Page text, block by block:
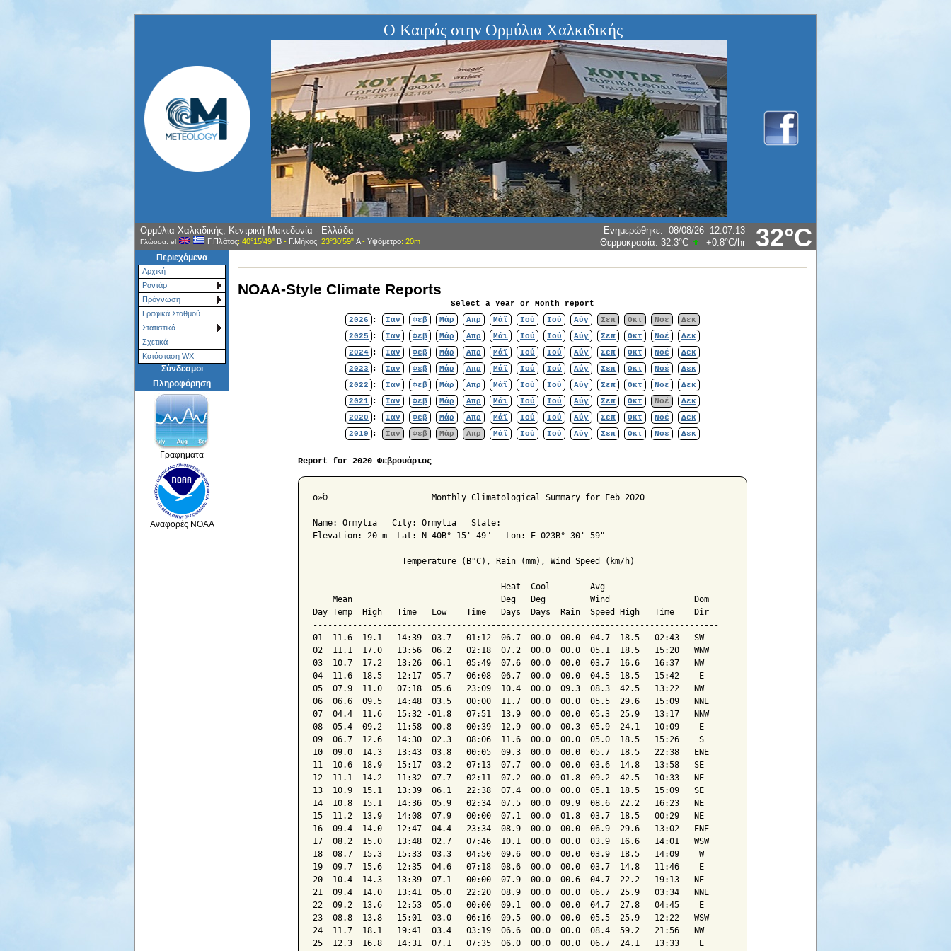
Ο Καιρός στην Ορμύλια Χαλκιδικής
32°C
Ορμύλια Χαλκιδικής, Κεντρική Μακεδονία - Ελλάδα
Γλώσσα: el Γ.Πλάτος: 40°15'49" Β- Γ.Μήκος: 23°30'59" Α- Υψόμετρο: 20m
Ενημερώθηκε: 08/08/26 12:07:23
Θερμοκρασία: 32.3°C +0.8°C/hr
Περιεχόμενα
Αρχική
Ραντάρ
Πρόγνωση
Γραφικά Σταθμού
Στατιστικά
Σχετικά
Κατάσταση WX
Σύνδεσμοι
Πληροφόρηση
Γραφήματα
Αναφορές NOAA
NOAA-Style Climate Reports
Select a Year or Month report
2026
: Ιαν Φεβ Μάρ Απρ Μάϊ Ιού Ιού Αύγ Σεπ Οκτ Νοέ
Δεκ
2025
: Ιαν Φεβ Μάρ Απρ Μάϊ Ιού Ιού Αύγ Σεπ Οκτ Νοέ
Δεκ
2024 : Ιαν Φεβ Μάρ Απρ Μάϊ Ιού Ιού Αύγ Σεπ Οκτ Νοέ
Δεκ
2023
: Ιαν Φεβ Μάρ Απρ Μάϊ Ιού Ιού Αύγ Σεπ Οκτ Νοέ
Δεκ
2022
: Ιαν Φεβ Μάρ Απρ Μάϊ Ιού Ιού Αύγ Σεπ Οκτ Νοέ
Δεκ
2021 : Ιαν Φεβ Μάρ Απρ Μάϊ Ιού Ιού Αύγ Σεπ Οκτ Νοέ
Δεκ
2020
: Ιαν Φεβ Μάρ Απρ Μάϊ Ιού Ιού Αύγ Σεπ Οκτ Νοέ
Δεκ
2019
: Ιαν Φεβ Μάρ Απρ Μάϊ Ιού Ιού Αύγ Σεπ Οκτ Νοέ Δεκ
Report for 2020 Φεβρουάριος
ο»Ώ			Monthly Climatological Summary for Feb 2020
Name: Ormylia   City: Ormylia   State:
Elevation: 20 m  Lat: N 40Β° 15' 49"   Lon: E 023Β° 30' 59"
                  Temperature (Β°C), Rain (mm), Wind Speed (km/h)
                                      Heat  Cool        Avg
    Mean                              Deg   Deg         Wind                 Dom
Day Temp  High   Time   Low    Time   Days  Days  Rain  Speed High   Time    Dir
----------------------------------------------------------------------------------
01  11.6  19.1   14:39  03.7   01:12  06.7  00.0  00.0  04.7  18.5   02:43   SW
02  11.1  17.0   13:56  06.2   02:18  07.2  00.0  00.0  05.1  18.5   15:20   WNW
03  10.7  17.2   13:26  06.1   05:49  07.6  00.0  00.0  03.7  16.6   16:37   NW
04  11.6  18.5   12:17  05.7   06:08  06.7  00.0  00.0  04.5  18.5   15:42    E
05  07.9  11.0   07:18  05.6   23:09  10.4  00.0  09.3  08.3  42.5   13:22   NW
06  06.6  09.5   14:48  03.5   00:00  11.7  00.0  00.0  05.5  29.6   15:09   NNE
07  04.4  11.6   15:32 -01.8   07:51  13.9  00.0  00.0  05.3  25.9   13:17   NNW
08  05.4  09.2   11:58  00.8   00:39  12.9  00.0  00.3  05.9  24.1   10:09    E
09  06.7  12.6   14:30  02.3   08:06  11.6  00.0  00.0  05.0  18.5   15:26    S
10  09.0  14.3   13:43  03.8   00:05  09.3  00.0  00.0  05.7  18.5   22:38   ENE
11  10.6  18.9   15:17  03.2   07:13  07.7  00.0  00.0  03.6  14.8   13:58   SE
12  11.1  14.2   11:32  07.7   02:11  07.2  00.0  01.8  09.2  42.5   10:33   NE
13  10.9  15.1   13:39  06.1   22:38  07.4  00.0  00.0  05.1  18.5   15:09   SE
14  10.8  15.1   14:36  05.9   02:34  07.5  00.0  09.9  08.6  22.2   16:23   NE
15  11.2  13.9   14:08  07.9   00:00  07.1  00.0  01.8  03.7  18.5   00:29   NE
16  09.4  14.0   12:47  04.4   23:34  08.9  00.0  00.0  06.9  29.6   13:02   ENE
17  08.2  15.0   13:48  02.7   07:46  10.1  00.0  00.0  03.9  16.6   14:01   WSW
18  08.7  15.3   15:33  03.3   04:50  09.6  00.0  00.0  03.9  18.5   14:09    W
19  09.7  15.6   12:35  04.6   07:18  08.6  00.0  00.0  03.7  14.8   11:46    E
20  10.4  14.3   13:39  07.1   00:00  07.9  00.0  00.6  04.7  22.2   19:13   NE
21  09.4  14.0   13:41  05.0   22:20  08.9  00.0  00.0  06.7  25.9   03:34   NNE
22  09.2  13.6   12:53  05.0   00:00  09.1  00.0  00.0  04.7  27.8   04:45    E
23  08.8  13.8   15:01  03.0   06:16  09.5  00.0  00.0  05.5  25.9   12:22   WSW
24  11.7  18.1   19:41  03.4   03:19  06.6  00.0  00.0  08.4  59.2   21:56   NW
25  12.3  16.8   14:31  07.1   07:35  06.0  00.0  00.0  06.7  24.1   13:33    E